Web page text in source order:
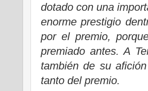
dotado con una
enorme prestigio
por el premio,
premiado antes. A
también de su
tanto del premio.